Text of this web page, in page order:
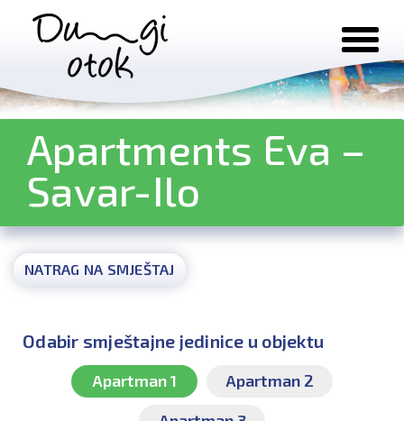
Preskoči na sadržaj
Apartments Eva –
Savar-Ilo
NATRAG NA SMJEŠTAJ
Odabir smještajne jedinice u objektu
Apartman 1
Apartman 2